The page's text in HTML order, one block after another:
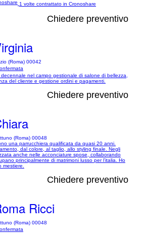
1 volte contrattato in Cronoshare
Chiedere preventivo
(Roma) 00042
nel campo gestionale di salone di bellezza,
del cliente e gestione ordini e pagamenti.
Chiedere preventivo
(Roma) 00048
una parrucchiera qualificata da quasi 20 anni.
dal colore, al taglio, allo styling finale. Negli
anche nelle acconciature spose, collaborando
principalmente di matrimoni lusso per l’italia. Ho
mestiere.
Chiedere preventivo
Ricci
(Roma) 00048